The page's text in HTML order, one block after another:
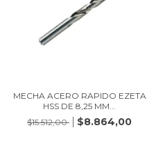
MECHA ACERO RAPIDO EZETA
HSS DE 8,25 MM...
$15.512,00
$8.864,00